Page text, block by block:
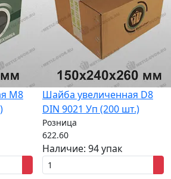
M8
Шайба увеличенная D8
DIN 9021 Уп (200 шт.)
Розница
622.60
Наличие: 94 упак